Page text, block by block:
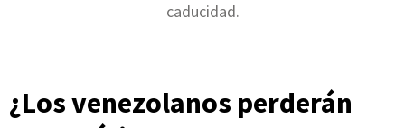
caducidad.
¿Los venezolanos perderán